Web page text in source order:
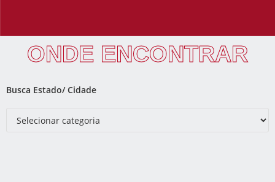
ONDE ENCONTRAR
Busca Estado/ Cidade